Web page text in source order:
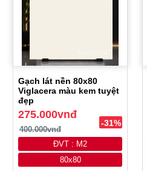
Gạch lát nền 80x80
Viglacera màu kem tuyệt
đẹp
275.000vnđ
400.000vnđ
-31%
ĐVT : M2
80x80